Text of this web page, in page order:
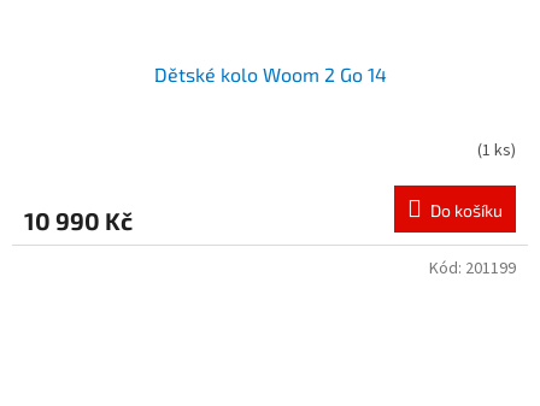
Dětské kolo Woom 2 Go 14
(1 ks)
10 990 Kč Do košíku
Kód: 201199